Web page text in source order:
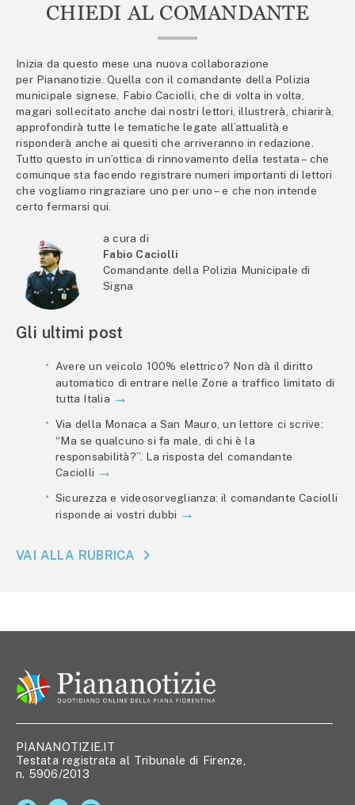
CHIEDI AL COMANDANTE
Inizia da questo mese una nuova collaborazione
per Piananotizie. Quella con il comandante della Polizia
municipale signese, Fabio Caciolli, che di volta in volta,
magari sollecitato anche dai nostri lettori, illustrerà, chiarirà,
approfondirà tutte le tematiche legate all’attualità e
risponderà anche ai quesiti che arriveranno in redazione.
Tutto questo in un’ottica di rinnovamento della testata – che
comunque sta facendo registrare numeri importanti di lettori
che vogliamo ringraziare uno per uno – e che non intende
certo fermarsi qui.
a cura di
Fabio Caciolli
Comandante della Polizia Municipale di
Signa
Gli ultimi post
Avere un veicolo 100% elettrico? Non dà il diritto
automatico di entrare nelle Zone a traffico limitato di
tutta Italia
Via della Monaca a San Mauro, un lettore ci scrive:
“Ma se qualcuno si fa male, di chi è la
responsabilità?”. La risposta del comandante
Caciolli
Sicurezza e videosorveglianza: il comandante Caciolli
risponde ai vostri dubbi
VAI ALLA RUBRICA
PIANANOTIZIE.IT
Testata registrata al Tribunale di Firenze,
n. 5906/2013